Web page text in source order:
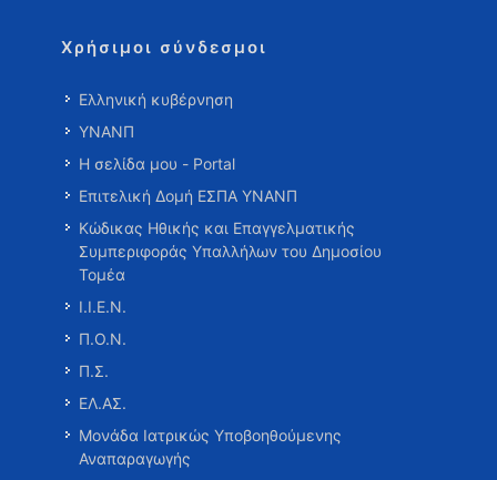
Χρήσιμοι σύνδεσμοι
Ελληνική κυβέρνηση
ΥΝΑΝΠ
Η σελίδα μου - Portal
Επιτελική Δομή ΕΣΠΑ ΥΝΑΝΠ
Κώδικας Ηθικής και Επαγγελματικής
Συμπεριφοράς Υπαλλήλων του Δημοσίου
Τομέα
Ι.Ι.Ε.Ν.
Π.Ο.Ν.
Π.Σ.
ΕΛ.ΑΣ.
Μονάδα Ιατρικώς Υποβοηθούμενης
Αναπαραγωγής